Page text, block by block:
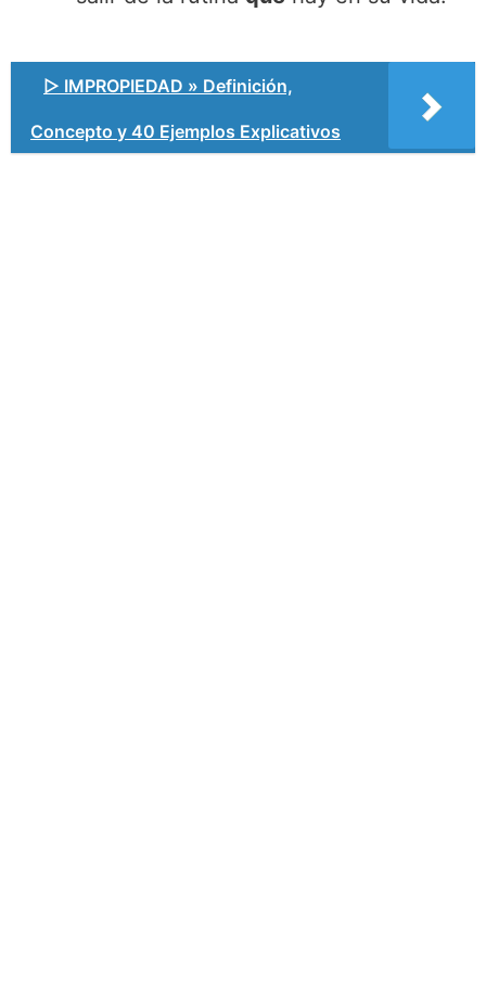
▷ IMPROPIEDAD » Definición,
Concepto y 40 Ejemplos Explicativos